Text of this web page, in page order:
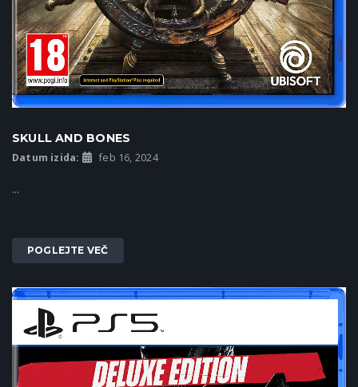
SKULL AND BONES
Datum izida: feb 16, 2024
...
POGLEJTE VEČ